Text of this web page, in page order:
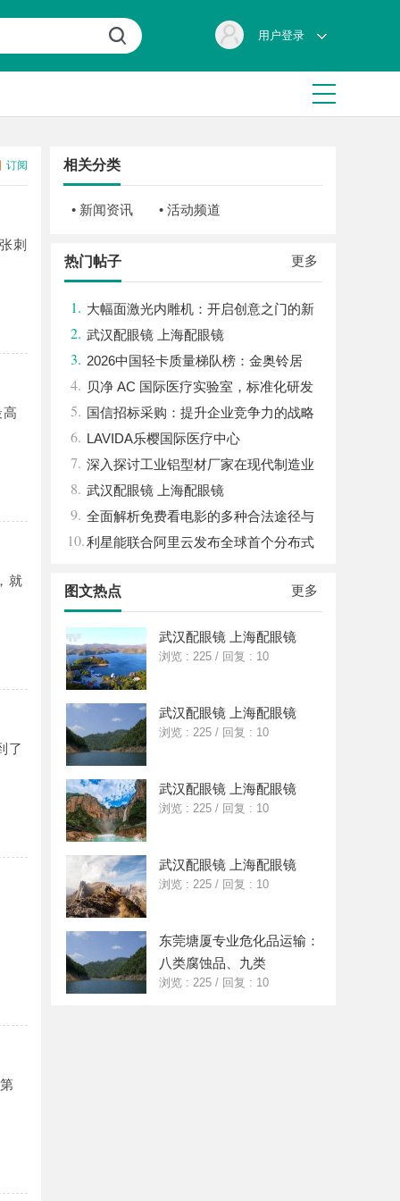
用户登录
订阅
刺
就
了
相关分类
• 新闻资讯 • 活动频道
更多
热门帖子
1. 大幅面激光内雕机：开启创意之门的新
科技利器
2. 武汉配眼镜 上海配眼镜
3. 2026中国轻卡质量梯队榜：金奥铃居
首，奥铃全系硬核品质全解析
4. 贝净 AC 国际医疗实验室，标准化研发
体系全解析
5. 国信招标采购：提升企业竞争力的战略
利器解析
6. LAVIDA乐樱国际医疗中心
7. 深入探讨工业铝型材厂家在现代制造业
中的重要角色与发展趋势
8. 武汉配眼镜 上海配眼镜
9. 全面解析免费看电影的多种合法途径与
精彩体验
10.利星能联合阿里云发布全球首个分布式
更多
图文热点
武汉配眼镜 上海配眼镜
浏览 : 225 / 回复 : 10
武汉配眼镜 上海配眼镜
浏览 : 225 / 回复 : 10
武汉配眼镜 上海配眼镜
浏览 : 225 / 回复 : 10
武汉配眼镜 上海配眼镜
浏览 : 225 / 回复 : 10
东莞塘厦专业危化品运输：
八类腐蚀品、九类
浏览 : 225 / 回复 : 10